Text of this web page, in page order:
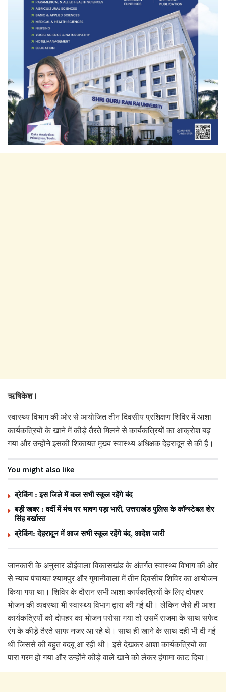
ऋषिकेश।
स्वास्थ्य विभाग की ओर से आयोजित तीन दिवसीय प्रशिक्षण शिविर में आशा
कार्यकत्रियों के खाने में कीड़े तैरते मिलने से कार्यकत्रियों का आक्रोश बढ़
गया और उन्होंने इसकी शिकायत मुख्य स्वास्थ्य अधिक्षक देहरादून से की है।
You might also like
ब्रेकिंग : इस जिले में कल सभी स्कूल रहेंगे बंद
बड़ी खबर : वर्दी में मंच पर भाषण पड़ा भारी, उत्तराखंड पुलिस के कॉन्स्टेबल शेर
सिंह बर्खास्त
ब्रेकिंग: देहरादून में आज सभी स्कूल रहेंगे बंद, आदेश जारी
जानकारी के अनुसार डोईवाला विकासखंड के अंतर्गत स्वास्थ्य विभाग की ओर
से न्याय पंचायत श्यामपुर और गुमानीवाला में तीन दिवसीय शिविर का आयोजन
किया गया था। शिविर के दौरान सभी आशा कार्यकत्रियों के लिए दोपहर
भोजन की व्यवस्था भी स्वास्थ्य विभाग द्वारा की गई थी। लेकिन जैसे ही आशा
कार्यकत्रियों को दोपहर का भोजन परोसा गया तो उसमें राजमा के साथ सफेद
रंग के कीड़े तैरते साफ नजर आ रहे थे। साथ ही खाने के साथ दही भी दी गई
थी जिससे की बहुत बदबू आ रही थी। इसे देखकर आशा कार्यकत्रियों का
पारा गरम हो गया और उन्होंने कीड़े वाले खाने को लेकर हंगामा काट दिया।